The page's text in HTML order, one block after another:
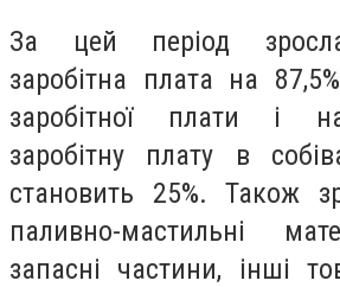
За цей період
заробітна плата на
заробітної плати і
заробітну плату в
становить 25%. Також
паливно-мастильні
запасні частини, інші